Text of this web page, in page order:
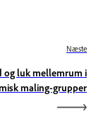
Næste
og luk mellemrum i
maling-grupper